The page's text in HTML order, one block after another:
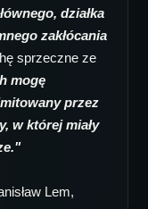
działka
zakłócania
sprzeczne ze
mogę
przez
w której miały
Lem,